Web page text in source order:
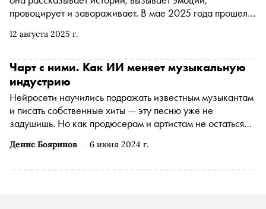
12 августа 2025 г.
провоцирует и завораживает. В мае 2025 года прошел
области дизайна упаковки — Dieline Awards. На премии
визуальный облик локальных и глобальных брендов в
произведения искусства
Денис Бояринов 6 июня 2024 г.
Чарт с ними. Как ИИ меняет музыкальную
индустрию
Нейросети научились подражать известным музыкантам
и писать собственные хиты — эту песню уже не
задушишь. Но как продюсерам и артистам не остаться